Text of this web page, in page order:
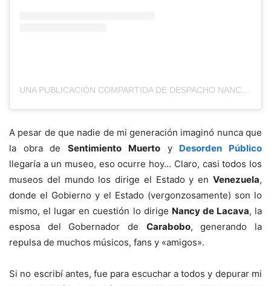
UNA PUBLICACIÓN COMPARTIDA DE DESPACHO NANCY DE LACAVA (@PRIMERACOMBATIENTECARABOBO)
A pesar de que nadie de mi generación imaginó nunca que
la obra deSentimiento Muertoy Desorden Público
llegaría a un museo, eso ocurre hoy… Claro, casi todos los
museos del mundo los dirige el Estado y en Venezuela,
donde el Gobierno y el Estado (vergonzosamente) son lo
mismo, el lugar en cuestión lo dirige Nancy de Lacava, la
esposa del Gobernador de Carabobo, generando la
repulsa de muchos músicos, fans y «amigos».
Si no escribí antes, fue para escuchar a todos y depurar mi